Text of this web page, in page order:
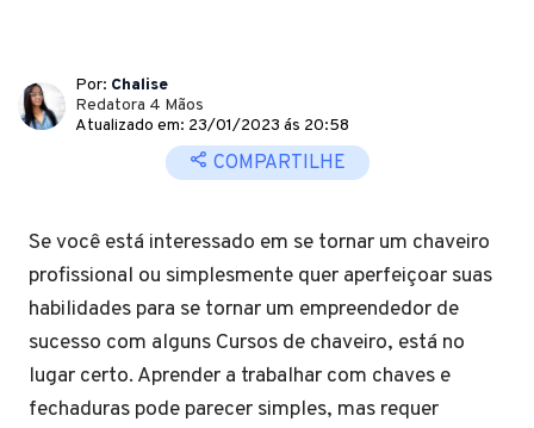
Por: Chalise
Redatora 4 Mãos
Atualizado em: 23/01/2023 ás 20:58
COMPARTILHE
Se você está interessado em se tornar um chaveiro
profissional ou simplesmente quer aperfeiçoar suas
habilidades para se tornar um empreendedor de
sucesso com alguns Cursos de chaveiro, está no
lugar certo. Aprender a trabalhar com chaves e
fechaduras pode parecer simples, mas requer